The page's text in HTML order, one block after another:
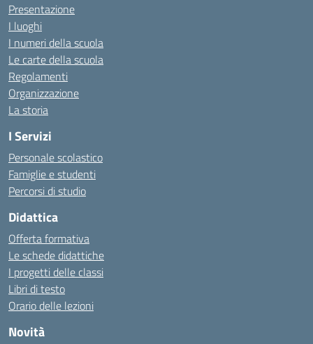
Presentazione
I luoghi
I numeri della scuola
Le carte della scuola
Regolamenti
Organizzazione
La storia
I Servizi
Personale scolastico
Famiglie e studenti
Percorsi di studio
Didattica
Offerta formativa
Le schede didattiche
I progetti delle classi
Libri di testo
Orario delle lezioni
Novità